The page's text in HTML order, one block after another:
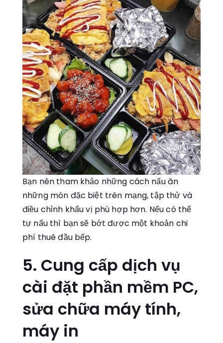
Bạn nên tham khảo những cách nấu ăn
những món đặc biệt trên mạng, tập thử và
điều chỉnh khẩu vị phù hợp hơn. Nếu có thể
tự nấu thì bạn sẽ bớt được một khoản chi
phí thuê đầu bếp.
5. Cung cấp dịch vụ
cài đặt phần mềm PC,
sửa chữa máy tính,
máy in